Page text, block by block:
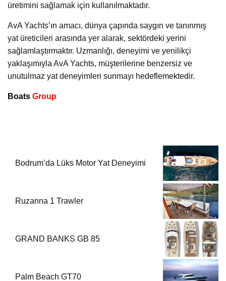
üretimini sağlamak için kullanılmaktadır.
AvA Yachts’ın amacı, dünya çapında saygın ve tanınmış
yat üreticileri arasında yer alarak, sektördeki yerini
sağlamlaştırmaktır. Uzmanlığı, deneyimi ve yenilikçi
yaklaşımıyla AvA Yachts, müşterilerine benzersiz ve
unutulmaz yat deneyimleri sunmayı hedeflemektedir.
Boats Group
Bodrum’da Lüks Motor Yat Deneyimi
Ruzanna 1 Trawler
GRAND BANKS GB 85
Palm Beach GT70